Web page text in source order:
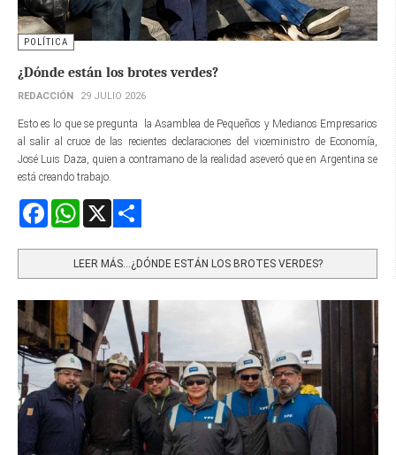
POLÍTICA
¿Dónde están los brotes verdes?
REDACCIÓN 29 JULIO 2026
Esto es lo que se pregunta la Asamblea de Pequeños y Medianos Empresarios
al salir al cruce de las recientes declaraciones del viceministro de Economía,
José Luis Daza, quien a contramano de la realidad aseveró que en Argentina se
está creando trabajo.
FacebookWhatsApp
LEER MÁS…¿DÓNDE ESTÁN LOS BROTES VERDES?